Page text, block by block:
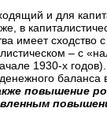
и для
в
имеет сходство
– с
1930-х
баланса
повышение